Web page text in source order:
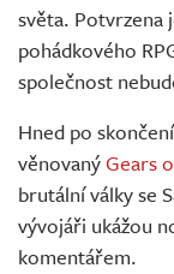
světa. Potvrzena
pohádkového
společnost
Hned po
věnovanýGears
brutální války se
vývojáři ukážou
komentářem.